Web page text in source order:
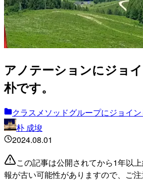
アノテーションにジョイ
朴です。
クラスメソッドグループにジョイ
朴 成埈
2024.08.01
この記事は公開されてから1年以
報が古い可能性がありますので、ご注